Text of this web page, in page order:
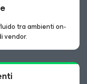
tra ambienti on-
vendor.